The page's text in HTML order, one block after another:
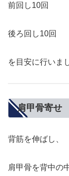
前回し10回
後ろ回し10回
を目安に行いま
肩甲骨寄せ
背筋を伸ばし、
肩甲骨を背中の